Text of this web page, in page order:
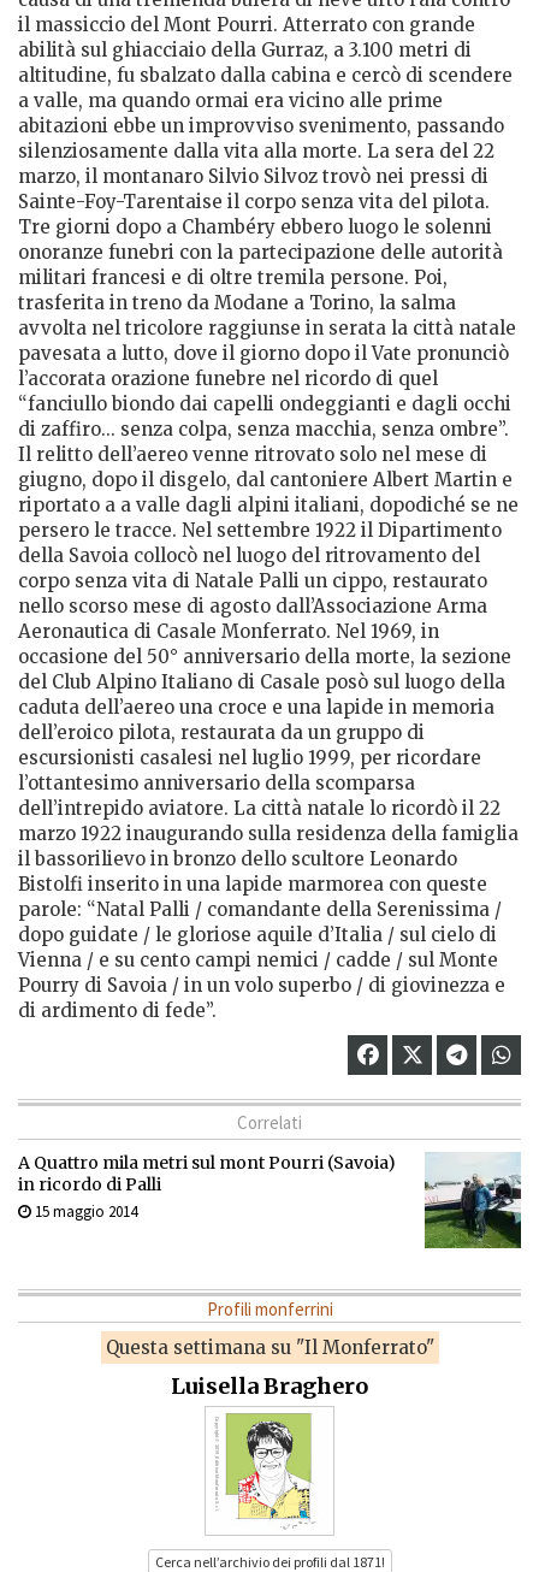
il massiccio del Mont Pourri. Atterrato con grande
abilità sul ghiacciaio della Gurraz, a 3.100 metri di
altitudine, fu sbalzato dalla cabina e cercò di scendere
a valle, ma quando ormai era vicino alle prime
abitazioni ebbe un improvviso svenimento, passando
silenziosamente dalla vita alla morte. La sera del 22
marzo, il montanaro Silvio Silvoz trovò nei pressi di
Sainte-Foy-Tarentaise il corpo senza vita del pilota.
Tre giorni dopo a Chambéry ebbero luogo le solenni
onoranze funebri con la partecipazione delle autorità
militari francesi e di oltre tremila persone. Poi,
trasferita in treno da Modane a Torino, la salma
avvolta nel tricolore raggiunse in serata la città natale
pavesata a lutto, dove il giorno dopo il Vate pronunciò
l’accorata orazione funebre nel ricordo di quel
“fanciullo biondo dai capelli ondeggianti e dagli occhi
di zaffiro... senza colpa, senza macchia, senza ombre”.
Il relitto dell’aereo venne ritrovato solo nel mese di
giugno, dopo il disgelo, dal cantoniere Albert Martin e
riportato a a valle dagli alpini italiani, dopodiché se ne
persero le tracce. Nel settembre 1922 il Dipartimento
della Savoia collocò nel luogo del ritrovamento del
corpo senza vita di Natale Palli un cippo, restaurato
nello scorso mese di agosto dall’Associazione Arma
Aeronautica di Casale Monferrato. Nel 1969, in
occasione del 50° anniversario della morte, la sezione
del Club Alpino Italiano di Casale posò sul luogo della
caduta dell’aereo una croce e una lapide in memoria
dell’eroico pilota, restaurata da un gruppo di
escursionisti casalesi nel luglio 1999, per ricordare
l’ottantesimo anniversario della scomparsa
dell’intrepido aviatore. La città natale lo ricordò il 22
marzo 1922 inaugurando sulla residenza della famiglia
il bassorilievo in bronzo dello scultore Leonardo
Bistolfi inserito in una lapide marmorea con queste
parole: “Natal Palli / comandante della Serenissima /
dopo guidate / le gloriose aquile d’Italia / sul cielo di
Vienna / e su cento campi nemici / cadde / sul Monte
Pourry di Savoia / in un volo superbo / di giovinezza e
di ardimento di fede”.
Correlati
A Quattro mila metri sul mont Pourri (Savoia)
in ricordo di Palli
15 maggio 2014
Profili monferrini
Questa settimana su "Il Monferrato"
Luisella Braghero
Cerca nell’archivio dei profili dal 1871!